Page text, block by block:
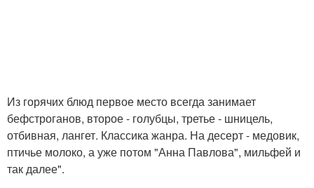
Из горячих блюд первое место всегда занимает
бефстроганов, второе - голубцы, третье - шницель,
отбивная, лангет. Классика жанра. На десерт - медовик,
птичье молоко, а уже потом "Анна Павлова", мильфей и
так далее".